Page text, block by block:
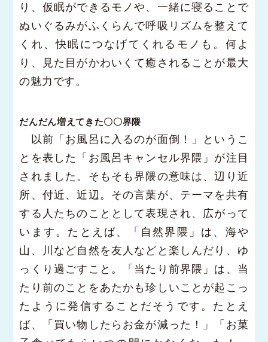
り、仮眠ができるモノや、一緒に寝ることで
ぬいぐるみがふくらんで呼吸リズムを整えて
くれ、快眠につなげてくれるモノも。何よ
り、見た目がかわいくて癒されることが最大
の魅力です。
だんだん増えてきた〇〇界隈
以前「お風呂に入るのが面倒！」というこ
とを表した「お風呂キャンセル界隈」が注目
されました。そもそも界隈の意味は、辺り近
所、付近、近辺。その言葉が、テーマを共有
する人たちのこととして表現され、広がって
います。たとえば、「自然界隈」は、海や
山、川など自然を友人などと楽しんだり、ゆ
っくり過ごすこと。「当たり前界隈」は、当
たり前のことをあたかも珍しいことが起こっ
たように発信することだそうです。たとえ
ば、「買い物したらお金が減った！」「お菓